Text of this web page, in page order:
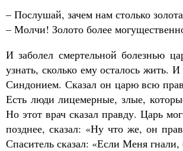
– Послушай, зачем нам столько
– Молчи! Золото более
И заболел смертельной болезнью
узнать, сколько ему осталось жить.
Синдонием. Сказал он царю всю
Есть люди лицемерные, злые,
Но этот врач сказал правду. Царь
позднее, сказал: «Ну что же, он
Спаситель сказал: «Если Меня гнали,